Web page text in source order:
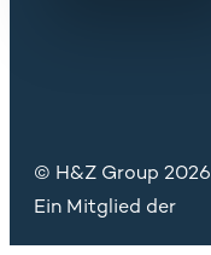
© H&Z Group 2026
Ein Mitglied der